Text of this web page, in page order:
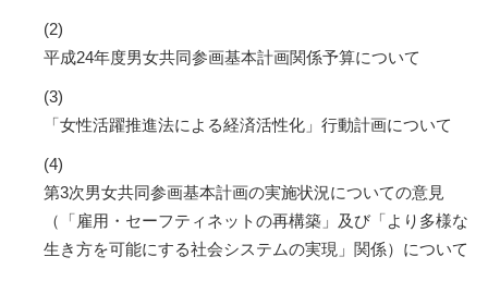
(2)
平成24年度男女共同参画基本計画関係予算について
(3)
「女性活躍推進法による経済活性化」行動計画について
(4)
第3次男女共同参画基本計画の実施状況についての意見
（「雇用・セーフティネットの再構築」及び「より多様な
生き方を可能にする社会システムの実現」関係）について